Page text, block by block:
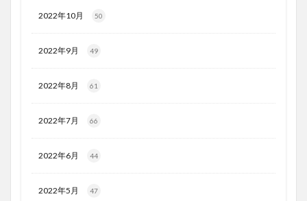
2022年10月 50
2022年9月 49
2022年8月 61
2022年7月 66
2022年6月 44
2022年5月 47